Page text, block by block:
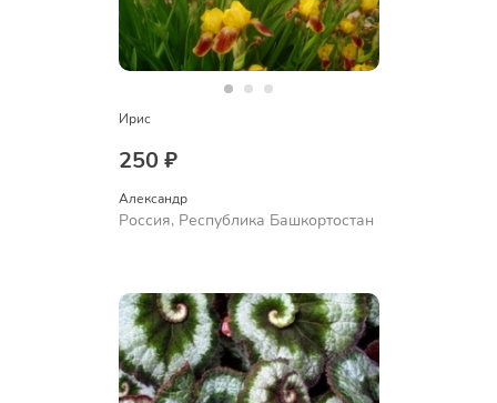
Ирис
250 ₽
Александр
Россия, Республика Башкортостан